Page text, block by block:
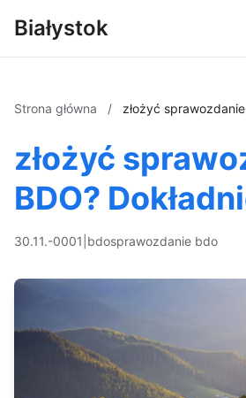
Białystok
Strona główna / złożyć
złożyć
BDO?
30.11.-0001 bdosprawozdanie bdo